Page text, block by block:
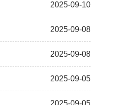
2025-09-10
2025-09-08
2025-09-08
2025-09-05
2025-09-05